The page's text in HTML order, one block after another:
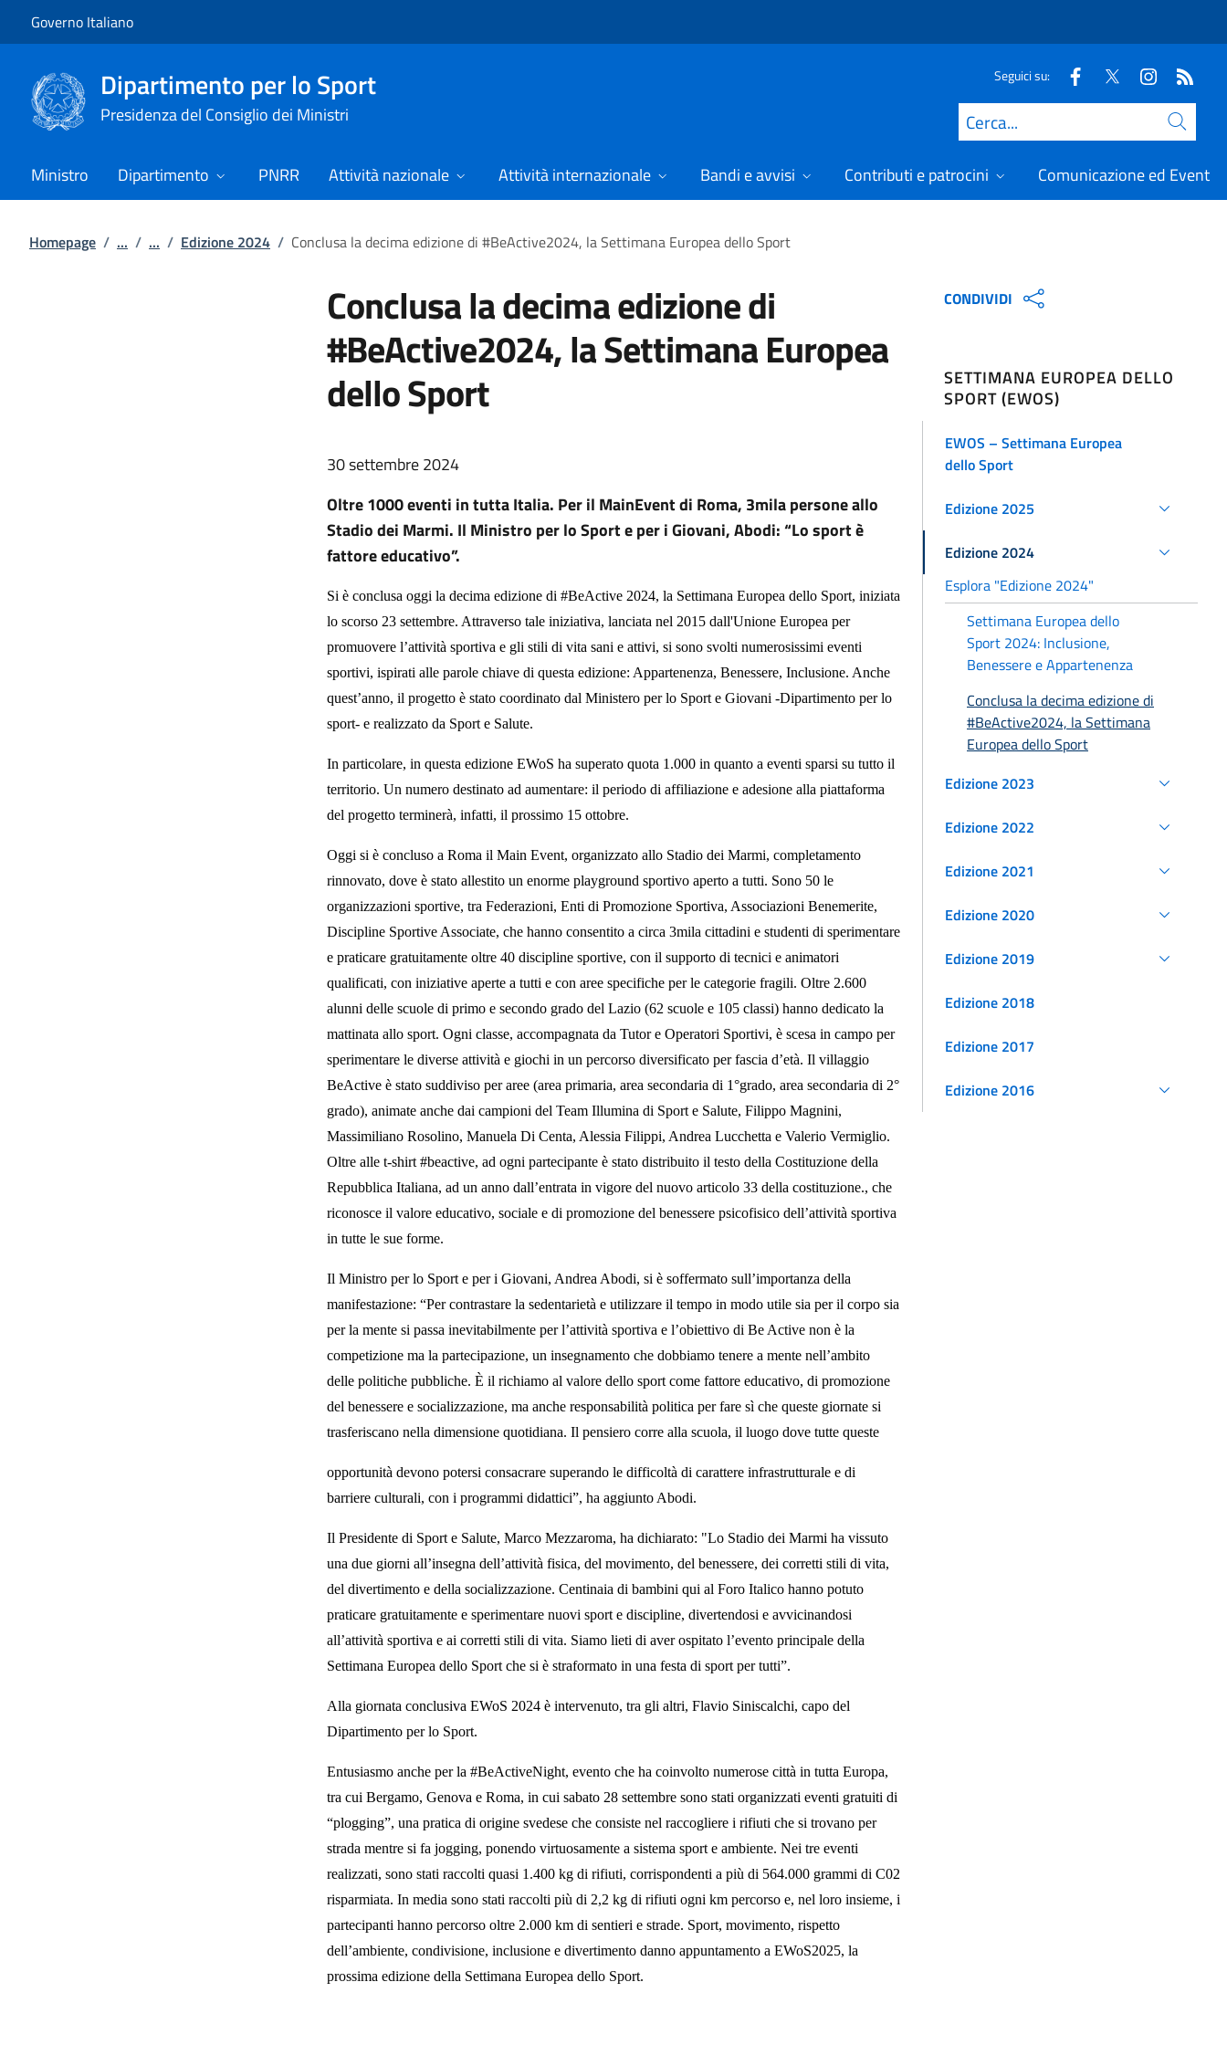
Governo Italiano
Dipartimento per lo Sport
Presidenza del Consiglio dei Ministri
Seguici su:
Cerca
Ministro Dipartimento PNRR Attività nazionale Attività internazionale Bandi e avvisi Contributi e patrocini Comunicazione ed Eventi
Homepage / ... / ... / Edizione 2024 / Conclusa la decima edizione di #BeActive2024, la Settimana Europea dello Sport
Conclusa la decima edizione di
#BeActive2024, la Settimana Europea
dello Sport
30 settembre 2024
Oltre 1000 eventi in tutta Italia. Per il MainEvent di Roma, 3mila persone allo
Stadio dei Marmi. Il Ministro per lo Sport e per i Giovani, Abodi: “Lo sport è
fattore educativo”.
Si è conclusa oggi la decima edizione di #BeActive 2024, la Settimana Europea dello Sport, iniziata
lo scorso 23 settembre. Attraverso tale iniziativa, lanciata nel 2015 dall'Unione Europea per
promuovere l’attività sportiva e gli stili di vita sani e attivi, si sono svolti numerosissimi eventi
sportivi, ispirati alle parole chiave di questa edizione: Appartenenza, Benessere, Inclusione. Anche
quest’anno, il progetto è stato coordinato dal Ministero per lo Sport e Giovani -Dipartimento per lo
sport- e realizzato da Sport e Salute.
In particolare, in questa edizione EWoS ha superato quota 1.000 in quanto a eventi sparsi su tutto il
territorio. Un numero destinato ad aumentare: il periodo di affiliazione e adesione alla piattaforma
del progetto terminerà, infatti, il prossimo 15 ottobre.
Oggi si è concluso a Roma il Main Event, organizzato allo Stadio dei Marmi, completamento
rinnovato, dove è stato allestito un enorme playground sportivo aperto a tutti. Sono 50 le
organizzazioni sportive, tra Federazioni, Enti di Promozione Sportiva, Associazioni Benemerite,
Discipline Sportive Associate, che hanno consentito a circa 3mila cittadini e studenti di sperimentare
e praticare gratuitamente oltre 40 discipline sportive, con il supporto di tecnici e animatori
qualificati, con iniziative aperte a tutti e con aree specifiche per le categorie fragili. Oltre 2.600
alunni delle scuole di primo e secondo grado del Lazio (62 scuole e 105 classi) hanno dedicato la
mattinata allo sport. Ogni classe, accompagnata da Tutor e Operatori Sportivi, è scesa in campo per
sperimentare le diverse attività e giochi in un percorso diversificato per fascia d’età. Il villaggio
BeActive è stato suddiviso per aree (area primaria, area secondaria di 1°grado, area secondaria di 2°
grado), animate anche dai campioni del Team Illumina di Sport e Salute, Filippo Magnini,
Massimiliano Rosolino, Manuela Di Centa, Alessia Filippi, Andrea Lucchetta e Valerio Vermiglio.
Oltre alle t-shirt #beactive, ad ogni partecipante è stato distribuito il testo della Costituzione della
Repubblica Italiana, ad un anno dall’entrata in vigore del nuovo articolo 33 della costituzione., che
riconosce il valore educativo, sociale e di promozione del benessere psicofisico dell’attività sportiva
in tutte le sue forme.
Il Ministro per lo Sport e per i Giovani, Andrea Abodi, si è soffermato sull’importanza della
manifestazione: “Per contrastare la sedentarietà e utilizzare il tempo in modo utile sia per il corpo sia
per la mente si passa inevitabilmente per l’attività sportiva e l’obiettivo di Be Active non è la
competizione ma la partecipazione, un insegnamento che dobbiamo tenere a mente nell’ambito
delle politiche pubbliche. È il richiamo al valore dello sport come fattore educativo, di promozione
del benessere e socializzazione, ma anche responsabilità politica per fare sì che queste giornate si
trasferiscano nella dimensione quotidiana. Il pensiero corre alla scuola, il luogo dove tutte queste
opportunità devono potersi consacrare superando le difficoltà di carattere infrastrutturale e di
barriere culturali, con i programmi didattici”, ha aggiunto Abodi.
Il Presidente di Sport e Salute, Marco Mezzaroma, ha dichiarato: "Lo Stadio dei Marmi ha vissuto
una due giorni all’insegna dell’attività fisica, del movimento, del benessere, dei corretti stili di vita,
del divertimento e della socializzazione. Centinaia di bambini qui al Foro Italico hanno potuto
praticare gratuitamente e sperimentare nuovi sport e discipline, divertendosi e avvicinandosi
all’attività sportiva e ai corretti stili di vita. Siamo lieti di aver ospitato l’evento principale della
Settimana Europea dello Sport che si è straformato in una festa di sport per tutti”.
Alla giornata conclusiva EWoS 2024 è intervenuto, tra gli altri, Flavio Siniscalchi, capo del
Dipartimento per lo Sport.
Entusiasmo anche per la #BeActiveNight, evento che ha coinvolto numerose città in tutta Europa,
tra cui Bergamo, Genova e Roma, in cui sabato 28 settembre sono stati organizzati eventi gratuiti di
“plogging”, una pratica di origine svedese che consiste nel raccogliere i rifiuti che si trovano per
strada mentre si fa jogging, ponendo virtuosamente a sistema sport e ambiente. Nei tre eventi
realizzati, sono stati raccolti quasi 1.400 kg di rifiuti, corrispondenti a più di 564.000 grammi di C02
risparmiata. In media sono stati raccolti più di 2,2 kg di rifiuti ogni km percorso e, nel loro insieme, i
partecipanti hanno percorso oltre 2.000 km di sentieri e strade. Sport, movimento, rispetto
dell’ambiente, condivisione, inclusione e divertimento danno appuntamento a EWoS2025, la
prossima edizione della Settimana Europea dello Sport.
CONDIVIDI
SETTIMANA EUROPEA DELLO
SPORT (EWOS)
EWOS – Settimana Europea
dello Sport
Edizione 2025
Edizione 2024
Esplora "Edizione 2024"
Settimana Europea dello
Sport 2024: Inclusione,
Benessere e Appartenenza
Conclusa la decima edizione di
#BeActive2024, la Settimana
Europea dello Sport
Edizione 2023
Edizione 2022
Edizione 2021
Edizione 2020
Edizione 2019
Edizione 2018
Edizione 2017
Edizione 2016